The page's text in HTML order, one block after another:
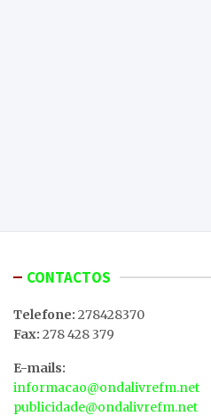
CONTACTOS
Telefone: 278428370
Fax: 278 428 379
E-mails:
informacao@ondalivrefm.net
publicidade@ondalivrefm.net